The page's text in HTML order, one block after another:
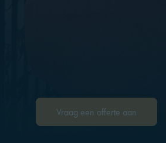
Vraag een offerte aan